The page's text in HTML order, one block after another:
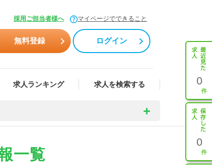
採用ご担当者様へ マイページでできること
無料登録 ログイン
求人ランキング 求人を検索する 0
0
一覧